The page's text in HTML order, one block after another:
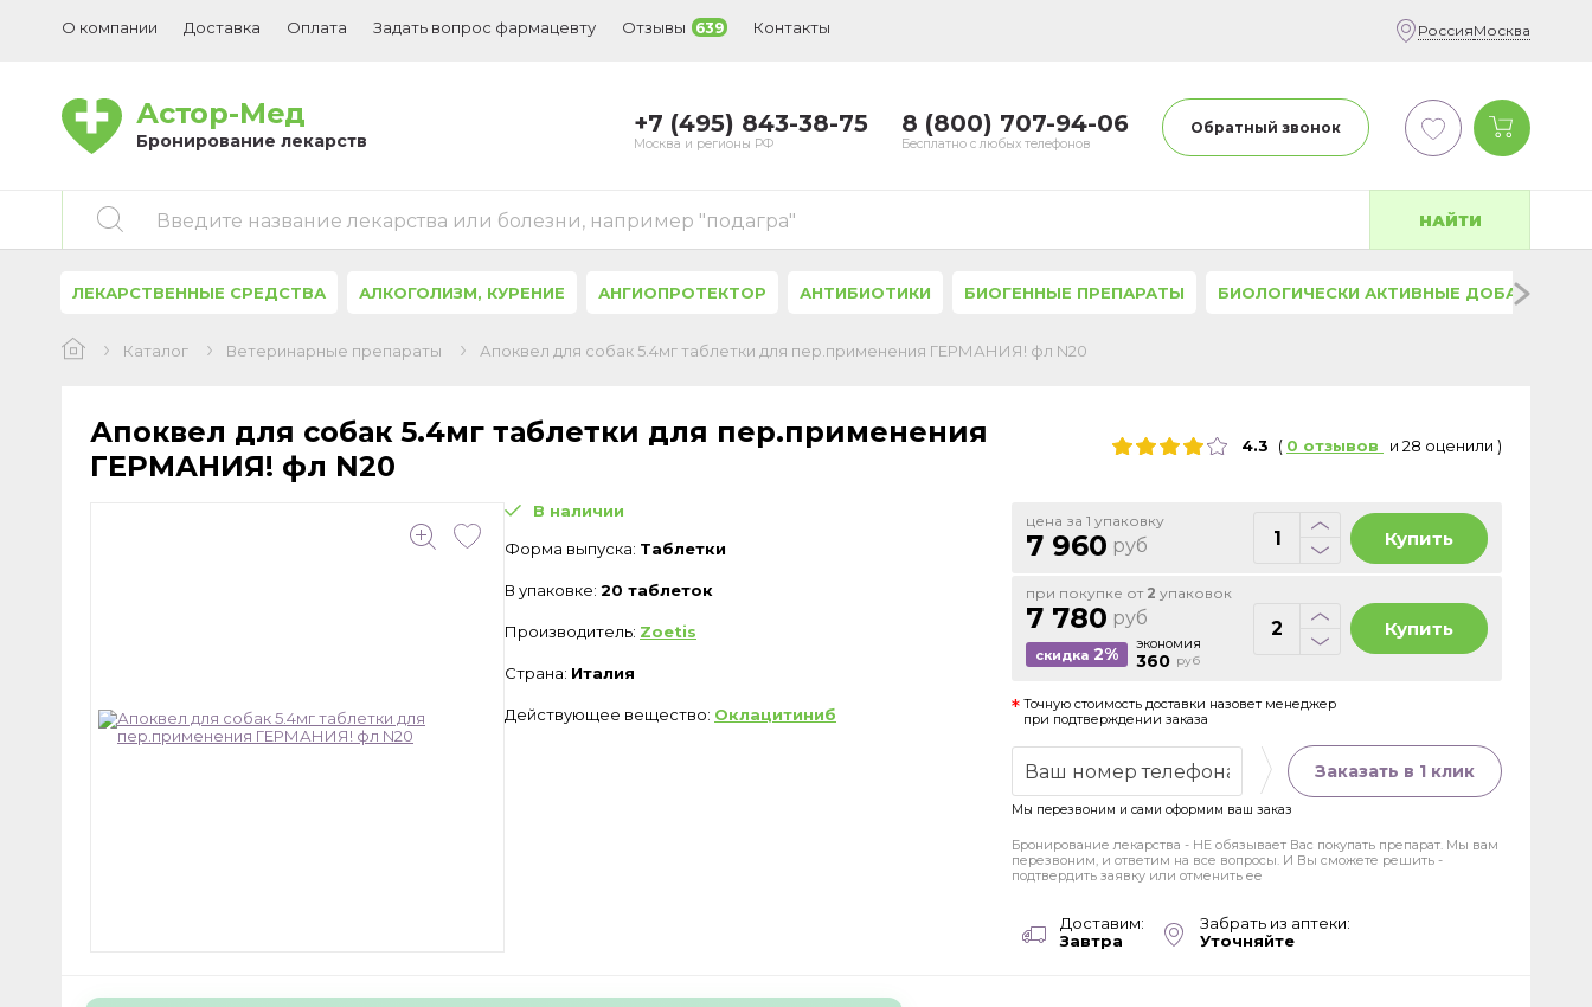
О компании Доставка Оплата Задать вопрос фармацевту Отзывы 639 Контакты РоссияМосква
Астор-Мед
Бронирование лекарств
+7 (495) 843-38-75
Москва и регионы РФ
8 (800) 707-94-06
Бесплатно с любых телефонов
Обратный звонок
Введите название лекарства или болезни, например "подагра" НАЙТИ
ЛЕКАРСТВЕННЫЕ СРЕДСТВА АЛКОГОЛИЗМ, КУРЕНИЕ АНГИОПРОТЕКТОР АНТИБИОТИКИ БИОГЕННЫЕ ПРЕПАРАТЫ БИОЛОГИЧЕСКИ АКТИВНЫЕ ДОБАВКИ
Каталог Ветеринарные препараты Апоквел для собак 5.4мг таблетки для пер.применения ГЕРМАНИЯ! фл N20
Апоквел для собак 5.4мг таблетки для пер.применения
ГЕРМАНИЯ! фл N20
4.3 ( 0 отзывов и 28 оценили )
В наличии
Форма выпуска: Таблетки
В упаковке: 20 таблеток
Производитель: Zoetis
Страна: Италия
Действующее вещество: Оклацитиниб
цена за 1 упаковку
7 960 руб Купить
при покупке от 2 упаковок
7 780 руб
скидка 2% экономия
360 руб
Купить
Точную стоимость доставки назовет менеджер
при подтверждении заказа
Заказать в 1 клик
Мы перезвоним и сами оформим ваш заказ
Бронирование лекарства - НЕ обязывает Вас покупать препарат. Мы вам
перезвоним, и ответим на все вопросы. И Вы сможете решить -
подтвердить заявку или отменить ее
Доставим:
Завтра
Забрать из аптеки:
Уточняйте